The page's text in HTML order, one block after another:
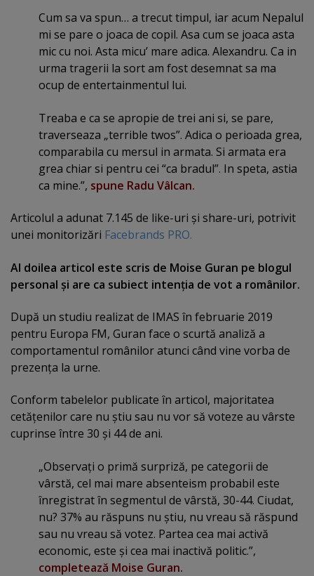
Cum sa va spun… a trecut timpul, iar acum Nepalul
mi se pare o joaca de copil. Asa cum se joaca asta
mic cu noi. Asta micu’ mare adica. Alexandru. Ca in
urma tragerii la sort am fost desemnat sa ma
ocup de entertainmentul lui.
Treaba e ca se apropie de trei ani si, se pare,
traverseaza „terrible twos”. Adica o perioada grea,
comparabila cu mersul in armata. Si armata era
grea chiar si pentru cei “ca bradul”. In speta, astia
ca mine.”, spune Radu Vâlcan.
Articolul a adunat 7.145 de like-uri şi share-uri, potrivit
unei monitorizări Facebrands PRO.
Al doilea articol este scris de Moise Guran pe blogul
personal şi are ca subiect intenţia de vot a românilor.
După un studiu realizat de IMAS în februarie 2019
pentru Europa FM, Guran face o scurtă analiză a
comportamentul românilor atunci când vine vorba de
prezenţa la urne.
Conform tabelelor publicate în articol, majoritatea
cetăţenilor care nu ştiu sau nu vor să voteze au vârste
cuprinse între 30 şi 44 de ani.
„Observaţi o primă surpriză, pe categorii de
vârstă, cel mai mare absenteism probabil este
înregistrat în segmentul de vârstă, 30-44. Ciudat,
nu? 37% au răspuns nu ştiu, nu vreau să răspund
sau nu vreau să votez. Partea cea mai activă
economic, este şi cea mai inactivă politic.”,
completează Moise Guran.